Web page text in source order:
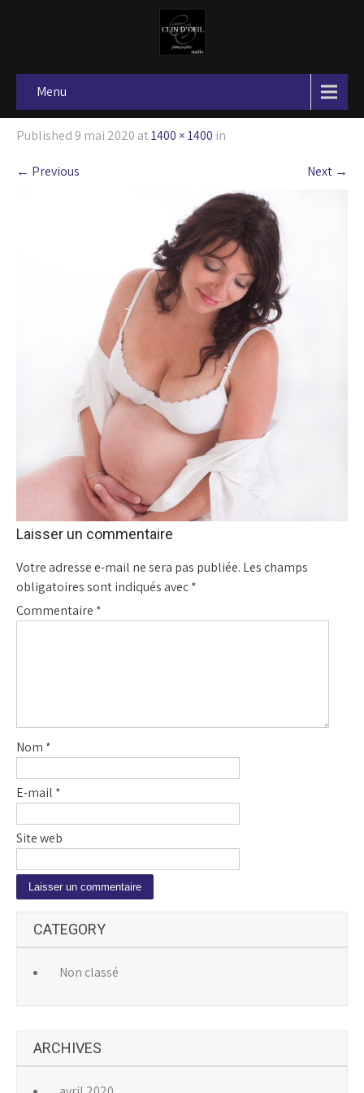
Menu
Published 9 mai 2020 at1400 × 1400 in
← Previous Next →
Laisser un commentaire
Votre adresse e-mail ne sera pas publiée. Les champs
obligatoires sont indiqués avec*
Commentaire *
Nom *
E-mail *
Site web
t
i
CATEGORY
Non classé
ARCHIVES